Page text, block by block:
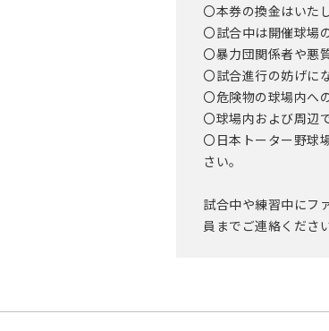
〇本券の換金はいた
〇試合中は開催球場
〇暴力団関係者や悪
〇試合進行の妨げに
〇危険物の球場内へ
〇球場内および周辺
〇日本トーター野球
さい。
試合中や練習中にフ
員までご連絡くださ